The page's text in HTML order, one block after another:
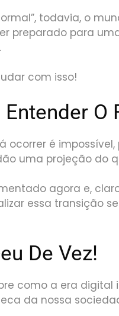
todavia, o
preparado para
com isso!
O
ocorrer é impossível,
uma projeção do
agora e,
essa transição
De Vez!
como a era digital
da nossa